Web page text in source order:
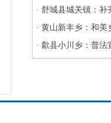
境
· 舒城县城关镇：补
板
· 黄山新丰乡：和美
· 歙县小川乡：普法